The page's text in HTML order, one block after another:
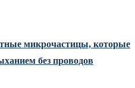
микрочастицы, которые
без проводов